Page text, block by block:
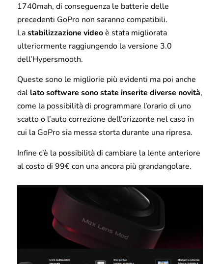
1740mah, di conseguenza le batterie delle
precedenti GoPro non saranno compatibili.
Lastabilizzazione videoè stata migliorata
ulteriormente raggiungendo la versione 3.0
dell’Hypersmooth.
Queste sono le migliorie più evidenti ma poi anche
dal lato software sono state inserite diverse novità,
come la possibilità di programmare l’orario di uno
scatto o l’auto correzione dell’orizzonte nel caso in
cui la GoPro sia messa storta durante una ripresa.
Infine c’è la possibilità di cambiare la lente anteriore
al costo di 99€ con una ancora più grandangolare.